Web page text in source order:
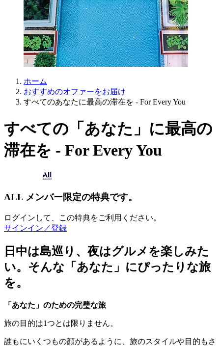
ホーム
おすすめのオファーをお届け
すべてのあなたに最高の滞在を - For Every You
すべての「あなた」に最高の
滞在を - For Every You
ALL メンバー限定の特典です。
ログインして、この特典をご利用ください。
サインイン／登録
日中は島巡り、夜はグルメを楽しみた
い。そんな「あなた」にぴったりな旅
を。
「あなた」のための完璧な旅
旅の目的は1つとは限りません。
誰もにいくつもの顔があるように、旅のスタイルや目的もさ